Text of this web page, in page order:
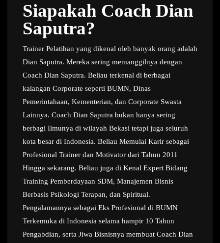
Siapakah Coach Dian
Saputra?
Trainer Pelatihan yang dikenal oleh banyak orang adalah
Dian Saputra. Mereka sering memanggilnya dengan
Coach Dian Saputra. Beliau terkenal di berbagai
kalangan Corporate seperti BUMN, Dinas
Pemerintahaan, Kementerian, dan Corporate Swasta
Lainnya. Coach Dian Saputra bukan hanya sering
berbagi Ilmunya di wilayah Bekasi tetapi juga seluruh
kota besar di Indonesia. Beliau Memulai Karir sebagai
Profesional Trainer dan Motivator dari Tahun 2011
Hingga sekarang. Beliau juga di Kenal Expert Bidang
Training Pemberdayaan SDM, Manajemen Bisnis
Berbasis Psikologi Terapan, dan Spiritual.
Pengalamannya sebagai Eks Profesional di BUMN
Terkemuka di Indonesia selama hampir 10 Tahun
Pengabdian, serta Jiwa Bisnisnya membuat Coach Dian